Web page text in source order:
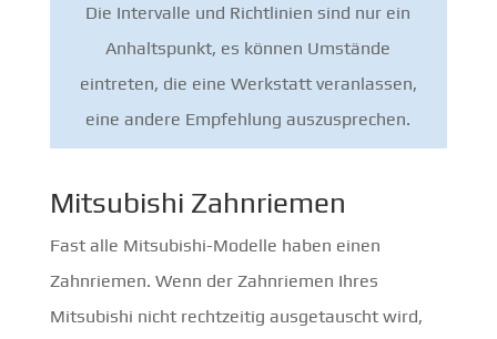
Die Intervalle und Richtlinien sind nur ein
Anhaltspunkt, es können Umstände
eintreten, die eine Werkstatt veranlassen,
eine andere Empfehlung auszusprechen.
Mitsubishi Zahnriemen
Fast alle Mitsubishi-Modelle haben einen
Zahnriemen. Wenn der Zahnriemen Ihres
Mitsubishi nicht rechtzeitig ausgetauscht wird,